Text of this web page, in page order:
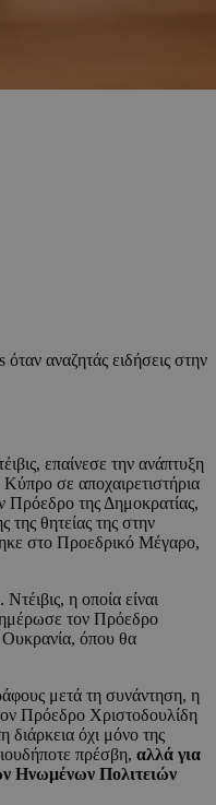
αναζητάς ειδήσεις στην
επαίνεσε την ανάπτυξη
σε αποχαιρετιστήρια
Πρόεδρο της Δημοκρατίας,
της θητείας της στην
στο Προεδρικό Μέγαρο,
η οποία είναι
τον Πρόεδρο
Ουκρανία, όπου θα
μετά τη συνάντηση, η
Πρόεδρο Χριστοδουλίδη
διάρκεια όχι μόνο της
πρέσβη, αλλά για
Ηνωμένων Πολιτειών